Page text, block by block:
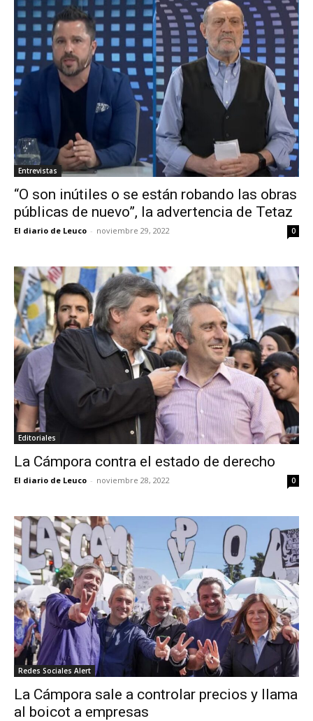
Entrevistas
“O son inútiles o se están robando las obras
públicas de nuevo”, la advertencia de Tetaz
El diario de Leuco - noviembre 29, 2022 0
Editoriales
La Cámpora contra el estado de derecho
El diario de Leuco - noviembre 28, 2022 0
Redes Sociales Alert
La Cámpora sale a controlar precios y llama
al boicot a empresas